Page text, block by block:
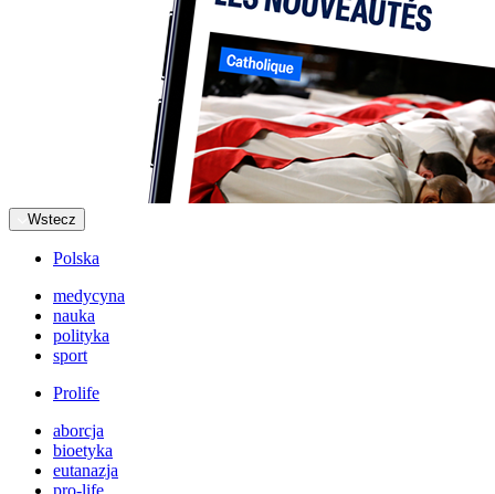
Wstecz
Polska
medycyna
nauka
polityka
sport
Prolife
aborcja
bioetyka
eutanazja
pro-life